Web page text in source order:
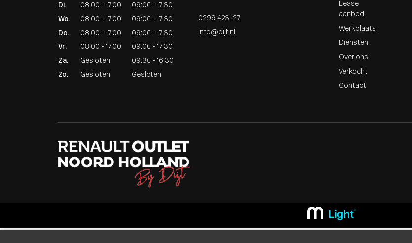
Di.
08:00 - 17:00
09:00 - 17:30
Wo.
08:00 - 17:00
09:00 - 17:30
Do.
08:00 - 17:00
09:00 - 17:30
Vr.
08:00 - 17:00
09:00 - 17:30
Za.
Gesloten
09:30 - 16:30
Zo.
Gesloten Gesloten
0299 423 127
info@dijt.nl
Lease
aanbod
Werkplaats
Diensten
Over ons
Verkocht
Contact